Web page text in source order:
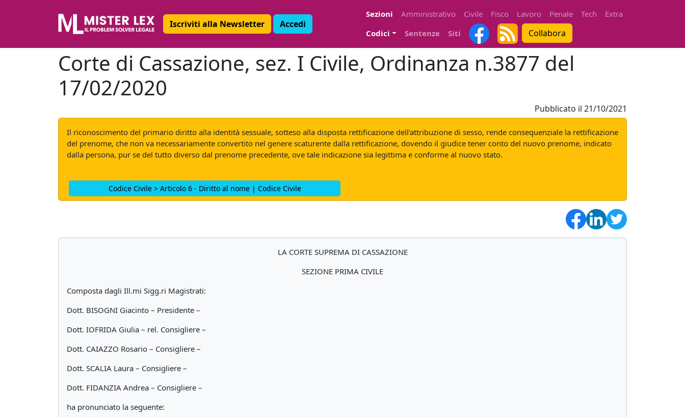
Iscriviti alla Newsletter Accedi
Sezioni Amministrativo Civile Fisco Lavoro Penale Tech
Extra
Codici
Sentenze Siti Collabora
Corte di Cassazione, sez. I Civile, Ordinanza n.3877 del
17/02/2020
Pubblicato il 21/10/2021
Il riconoscimento del primario diritto alla identità sessuale, sotteso alla disposta rettificazione dell’attribuzione di sesso, rende consequenziale la rettificazione
del prenome, che non va necessariamente convertito nel genere scaturente dalla rettificazione, dovendo il giudice tener conto del nuovo prenome, indicato
dalla persona, pur se del tutto diverso dal prenome precedente, ove tale indicazione sia legittima e conforme al nuovo stato.
Codice Civile > Articolo 6 - Diritto al nome | Codice Civile
LA CORTE SUPREMA DI CASSAZIONE
SEZIONE PRIMA CIVILE
Composta dagli Ill.mi Sigg.ri Magistrati:
Dott. BISOGNI Giacinto – Presidente –
Dott. IOFRIDA Giulia – rel. Consigliere –
Dott. CAIAZZO Rosario – Consigliere –
Dott. SCALIA Laura – Consigliere –
Dott. FIDANZIA Andrea – Consigliere –
ha pronunciato la seguente: